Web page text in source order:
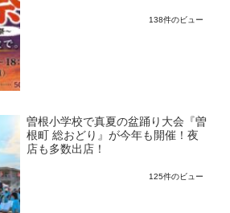
138件のビュー
曽根小学校で真夏の盆踊り大会『曽
根町 総おどり』が今年も開催！夜
店も多数出店！
125件のビュー